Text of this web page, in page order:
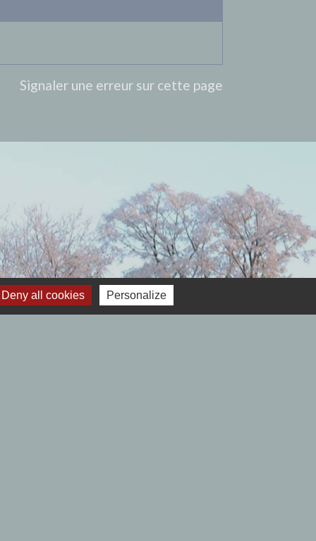
Signaler une erreur sur cette page
Deny all cookies Personalize